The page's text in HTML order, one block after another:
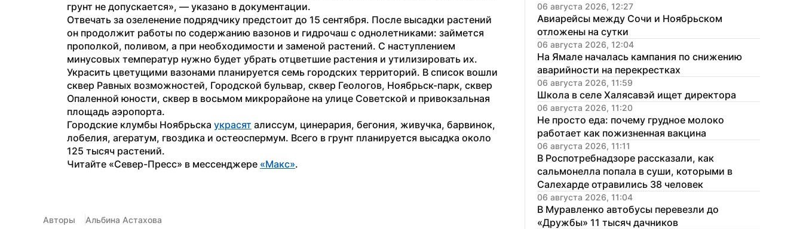
грунт не допускается», — указано в документации.
Отвечать за озеленение подрядчику предстоит до 15 сентября. После высадки растений
он продолжит работы по содержанию вазонов и гидрочаш с однолетниками: займется
прополкой, поливом, а при необходимости и заменой растений. С наступлением
минусовых температур нужно будет убрать отцветшие растения и утилизировать их.
Украсить цветущими вазонами планируется семь городских территорий. В список вошли
сквер Равных возможностей, Городской бульвар, сквер Геологов, Ноябрьск-парк, сквер
Опаленной юности, сквер в восьмом микрорайоне на улице Советской и привокзальная
площадь аэропорта.
Городские клумбы Ноябрьска украсят алиссум, цинерария, бегония, живучка, барвинок,
лобелия, агератум, гвоздика и остеоспермум. Всего в грунт планируется высадка около
125 тысяч растений.
Читайте «Север-Пресс» в мессенджере «Макс».
Авторы Альбина Астахова
06 августа 2026, 12:27
Авиарейсы между Сочи и Ноябрьском
отложены на сутки
06 августа 2026, 12:04
На Ямале началась кампания по снижению
аварийности на перекрестках
06 августа 2026, 11:59
Школа в селе Халясавэй ищет директора
06 августа 2026, 11:20
Не просто еда: почему грудное молоко
работает как пожизненная вакцина
06 августа 2026, 11:11
В Роспотребнадзоре рассказали, как
сальмонелла попала в суши, которыми в
Салехарде отравились 38 человек
06 августа 2026, 11:04
В Муравленко автобусы перевезли до
«Дружбы» 11 тысяч дачников